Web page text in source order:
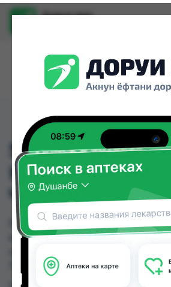
Доруи ман
5702
ЧУЛКИ
5702 КОМПРЕССИОННЫЙ
или заказать в аптеках, Дору
Таджикистана